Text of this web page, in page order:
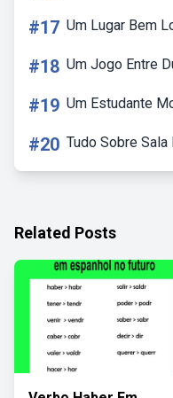
#17 Um Lugar Bem
#18 Um Jogo Entre
#19 Um Estudante
#20 Tudo Sobre Sala
Related Posts